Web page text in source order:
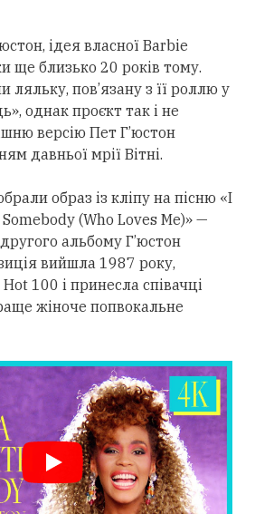
ідея власної Barbie
ще близько 20 років тому.
ляльку, пов’язану з її роллю у
однак проєкт так і не
версію Пет Г’юстон
давньої мрії Вітні.
образ із кліпу на пісню «I
(Who Loves Me)» —
альбому Г’юстон
вийшла 1987 року,
100 і принесла співачці
жіноче попвокальне